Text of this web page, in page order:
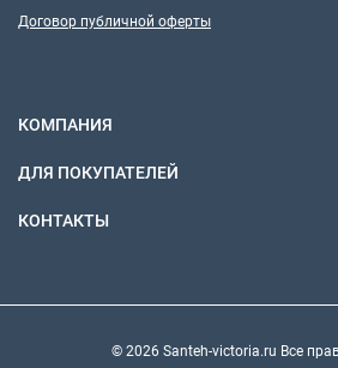
Договор публичной оферты
КОМПАНИЯ
ДЛЯ ПОКУПАТЕЛЕЙ
КОНТАКТЫ
© 2026 Santeh-victoria.ru Все